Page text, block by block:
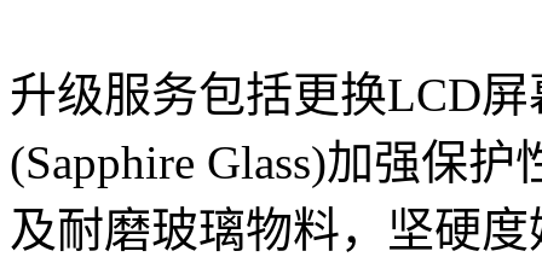
升级服务包括更换LCD
(Sapphire Glass)加强保
及耐磨玻璃物料，坚硬